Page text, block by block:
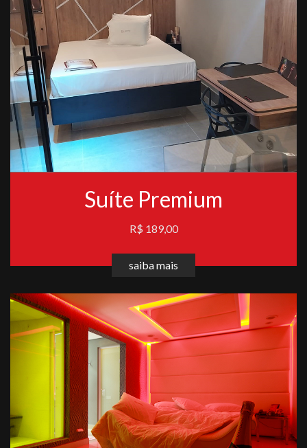
Suíte Premium
R$ 189,00
saiba mais